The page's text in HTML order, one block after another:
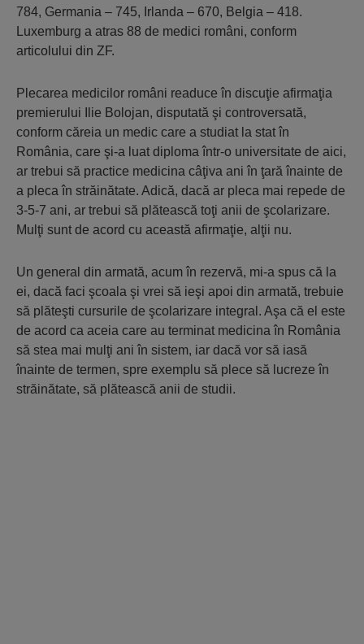
784, Germania – 745, Irlanda – 670, Belgia – 418.
Luxemburg a atras 88 de medici români, conform
articolului din ZF.
Plecarea medicilor români readuce în discuţie afirmaţia
premierului Ilie Bolojan, disputată şi controversată,
conform căreia un medic care a studiat la stat în
România, care şi-a luat diploma într-o universitate de aici,
ar trebui să practice medicina câţiva ani în ţară înainte de
a pleca în străinătate. Adică, dacă ar pleca mai repede de
3-5-7 ani, ar trebui să plătească toţi anii de şcolarizare.
Mulţi sunt de acord cu această afirmaţie, alţii nu.
Un general din armată, acum în rezervă, mi-a spus că la
ei, dacă faci şcoala şi vrei să ieşi apoi din armată, trebuie
să plăteşti cursurile de şcolarizare integral. Aşa că el este
de acord ca aceia care au terminat medicina în România
să stea mai mulţi ani în sistem, iar dacă vor să iasă
înainte de termen, spre exemplu să plece să lucreze în
străinătate, să plătească anii de studii.